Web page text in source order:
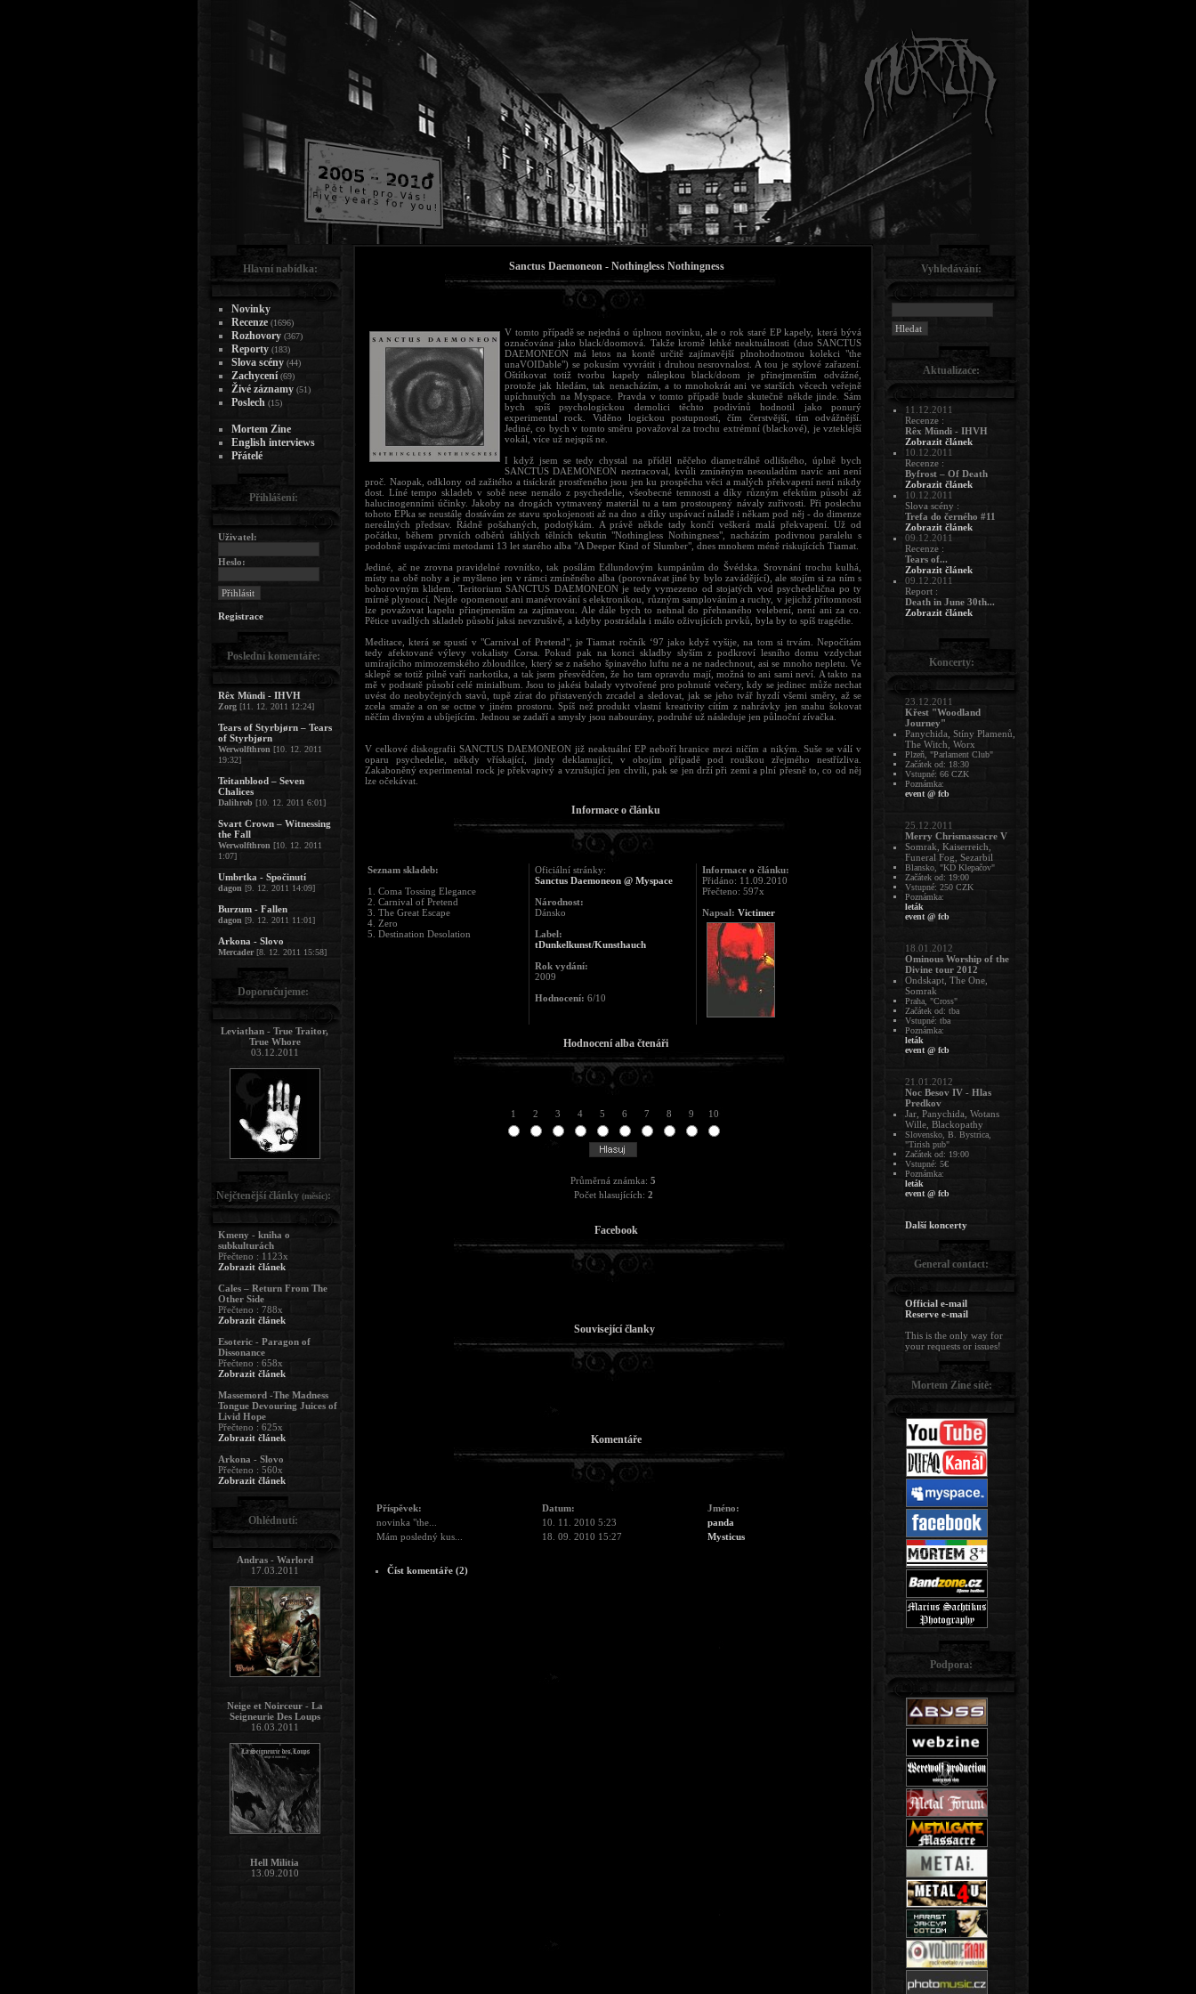
Sanctus Daemoneon - Nothingless Nothingness
V tomto případě se nejedná o úplnou novinku, ale o rok staré EP kapely, která bývá
označována jako black/doomová. Takže kromě lehké neaktuálnosti (duo SANCTUS
DAEMONEON má letos na kontě určitě zajímavější plnohodnotnou kolekci "the
unaVOIDable") se pokusím vyvrátit i druhou nesrovnalost. A tou je stylové zařazení.
Oštítkovat totiž tvorbu kapely nálepkou black/doom je přinejmenším odvážné,
protože jak hledám, tak nenacházím, a to mnohokrát ani ve starších věcech veřejně
upíchnutých na Myspace. Pravda v tomto případě bude skutečně někde jinde. Sám
bych spíš psychologickou demolici těchto podivínů hodnotil jako ponurý
experimental rock. Viděno logickou postupností, čím čerstvější, tím odvážnější.
Jediné, co bych v tomto směru považoval za trochu extrémní (blackové), je vzteklejší
vokál, více už nejspíš ne.
I když jsem se tedy chystal na příděl něčeho diametrálně odlišného, úplně bych
SANCTUS DAEMONEON neztracoval, kvůli zmíněným nesouladům navíc ani není
proč. Naopak, odklony od zažitého a tisíckrát prostřeného jsou jen ku prospěchu věci a malých překvapení není nikdy
dost. Líné tempo skladeb v sobě nese nemálo z psychedelie, všeobecné temnosti a díky různým efektům působí až
halucinogenními účinky. Jakoby na drogách vytmavený materiál tu a tam prostoupený návaly zuřivosti. Při poslechu
tohoto EPka se neustále dostávám ze stavu spokojenosti až na dno a díky uspávací náladě i někam pod něj - do dimenze
nereálných představ. Řádně pošahaných, podotýkám. A právě někde tady končí veškerá malá překvapení. Už od
počátku, během prvních odběrů táhlých tělních tekutin "Nothingless Nothingness", nacházím podivnou paralelu s
podobně uspávacími metodami 13 let starého alba "A Deeper Kind of Slumber", dnes mnohem méně riskujících Tiamat.
Jediné, ač ne zrovna pravidelné rovnítko, tak posílám Edlundovým kumpánům do Švédska. Srovnání trochu kulhá,
místy na obě nohy a je myšleno jen v rámci zmíněného alba (porovnávat jiné by bylo zavádějící), ale stojím si za ním s
bohorovným klidem. Teritorium SANCTUS DAEMONEON je tedy vymezeno od stojatých vod psychedelična po ty
mírně plynoucí. Nejde opomenout ani manévrování s elektronikou, různým samplováním a ruchy, v jejichž přítomnosti
lze považovat kapelu přinejmenším za zajímavou. Ale dále bych to nehnal do přehnaného velebení, není ani za co.
Pětice uvadlých skladeb působí jaksi nevzrušivě, a kdyby postrádala i málo oživujících prvků, byla by to spíš tragédie.
Meditace, která se spustí v "Carnival of Pretend", je Tiamat ročník ‘97 jako když vyšije, na tom si trvám. Nepočítám
tedy afektované výlevy vokalisty Corsa. Pokud pak na konci skladby slyším z podkroví lesního domu vzdychat
umírajícího mimozemského zbloudilce, který se z našeho špinavého luftu ne a ne nadechnout, asi se mnoho nepletu. Ve
sklepě se totiž pilně vaří narkotika, a tak jsem přesvědčen, že ho tam opravdu mají, možná to ani sami neví. A takto na
mě v podstatě působí celé minialbum. Jsou to jakési balady vytvořené pro pohnuté večery, kdy se jedinec může nechat
uvést do neobyčejných stavů, tupě zírat do přistavených zrcadel a sledovat, jak se jeho tvář hyzdí všemi směry, až se
zcela smaže a on se octne v jiném prostoru. Spíš než produkt vlastní kreativity cítím z nahrávky jen snahu šokovat
něčím divným a ubíjejícím. Jednou se zadaří a smysly jsou nabourány, podruhé už následuje jen půlnoční zívačka.
V celkové diskografii SANCTUS DAEMONEON již neaktuální EP neboří hranice mezi ničím a nikým. Suše se válí v
oparu psychedelie, někdy vřískající, jindy deklamující, v obojím případě pod rouškou zřejmého nestřízliva.
Zakaboněný experimental rock je překvapivý a vzrušující jen chvíli, pak se jen drží při zemi a plní přesně to, co od něj
lze očekávat.
Informace o článku
Seznam skladeb:
1. Coma Tossing Elegance
2. Carnival of Pretend
3. The Great Escape
4. Zero
5. Destination Desolation
Oficiální stránky:
Sanctus Daemoneon @ Myspace
Národnost:
Dánsko
Label:
tDunkelkunst/Kunsthauch
Rok vydání:
2009
Hodnocení: 6/10
Informace o článku:
Přidáno: 11.09.2010
Přečteno: 597x
Napsal: Victimer
Hodnocení alba čtenáři
1 2 3 4 5 6 7 8 9 10
Průměrná známka: 5
Počet hlasujících: 2
Facebook
Související članky
Komentáře
Příspěvek: Datum:
Jméno:
novinka "the...
10. 11. 2010 5:23
panda
Mám posledný kus...
18. 09. 2010 15:27 Mysticus
Číst komentáře (2)
Hlavní nabídka:
Novinky
Recenze (1696)
Rozhovory (367)
Reporty (183)
Slova scény (44)
Zachycení (69)
Živé záznamy (51)
Poslech (15)
Mortem Zine
English interviews
Přátelé
Přihlášení:
Uživatel:
Heslo:
Registrace
Poslední komentáře:
Rêx Mündi - IHVH
Zorg [11. 12. 2011 12:24]
Tears of Styrbjørn – Tears
of Styrbjørn
Werwolfthron [10. 12. 2011
19:32]
Teitanblood – Seven
Chalices
Dalihrob [10. 12. 2011 6:01]
Svart Crown – Witnessing
the Fall
Werwolfthron [10. 12. 2011
1:07]
Umbrtka - Spočinutí
dagon [9. 12. 2011 14:09]
Burzum - Fallen
dagon [9. 12. 2011 11:01]
Arkona - Slovo
Mercader[8. 12. 2011 15:58]
Doporučujeme:
Leviathan - True Traitor,
True Whore
03.12.2011
Nejčtenější články (měsíc):
Kmeny - kniha o
subkulturách
Přečteno : 1123x
Zobrazit článek
Cales – Return From The
Other Side
Přečteno : 788x
Zobrazit článek
Esoteric - Paragon of
Dissonance
Přečteno : 658x
Zobrazit článek
Massemord -The Madness
Tongue Devouring Juices of
Livid Hope
Přečteno : 625x
Zobrazit článek
Arkona - Slovo
Přečteno : 560x
Zobrazit článek
Ohlédnutí:
Andras - Warlord
17.03.2011
Neige et Noirceur - La
Seigneurie Des Loups
16.03.2011
Hell Militia
13.09.2010
Vyhledávání:
Aktualizace:
11.12.2011
Recenze :
Rêx Mündi - IHVH
Zobrazit článek
10.12.2011
Recenze :
Byfrost – Of Death
Zobrazit článek
10.12.2011
Slova scény :
Trefa do černého #11
Zobrazit článek
09.12.2011
Recenze :
Tears of...
Zobrazit článek
09.12.2011
Report :
Death in June 30th...
Zobrazit článek
Koncerty:
23.12.2011
Křest "Woodland
Journey"
Panychida, Stíny Plamenů,
The Witch, Worx
Plzeň, "Parlament Club"
Začátek od: 18:30
Vstupné: 66 CZK
Poznámka:
event @ fcb
25.12.2011
Merry Chrismassacre V
Somrak, Kaiserreich,
Funeral Fog, Sezarbil
Blansko, "KD Klepačov"
Začátek od: 19:00
Vstupné: 250 CZK
Poznámka:
leták
event @ fcb
18.01.2012
Ominous Worship of the
Divine tour 2012
Ondskapt, The One,
Somrak
Praha, "Cross"
Začátek od: tba
Vstupné: tba
Poznámka:
leták
event @ fcb
21.01.2012
Noc Besov IV - Hlas
Predkov
Jar, Panychida, Wotans
Wille, Blackopathy
Slovensko, B. Bystrica,
"Tirish pub"
Začátek od: 19:00
Vstupné: 5€
Poznámka:
leták
event @ fcb
Další koncerty
General contact:
Official e-mail
Reserve e-mail
This is the only way for
your requests or issues!
Mortem Zine sítě:
Podpora: